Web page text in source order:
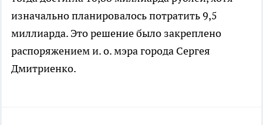
изначально планировалось потратить 9,5
миллиарда. Это решение было закреплено
распоряжением и. о. мэра города Сергея
Дмитриенко.